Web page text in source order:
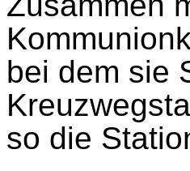
bei dem sie
so die